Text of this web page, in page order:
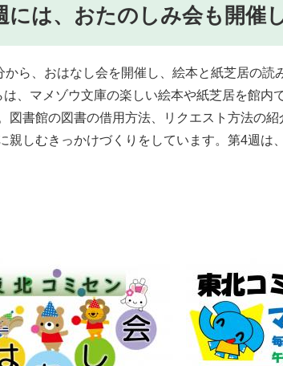
には、おたのしみ会も開催
から、おはなし会を開催し、絵本と紙芝居の読
は、マメゾウ文庫の楽しい絵本や紙芝居を館内
図書館の図書の借用方法、リクエスト方法の
親しむきっかけづくりをしています。第4週は